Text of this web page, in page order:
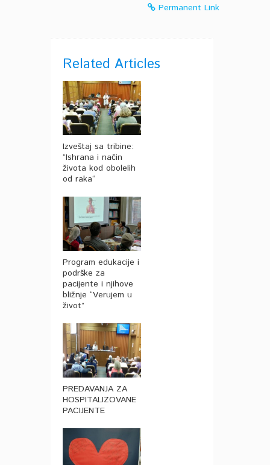
Permanent Link
Related Articles
Izveštaj sa tribine:
“Ishrana i način
života kod obolelih
od raka“
Program edukacije i
podrške za
pacijente i njihove
bližnje “Verujem u
život”
PREDAVANJA ZA
HOSPITALIZOVANE
PACIJENTE